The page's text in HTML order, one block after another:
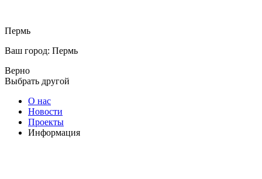
Пермь
Ваш город: Пермь
Верно
Выбрать другой
О нас
Новости
Проекты
Информация